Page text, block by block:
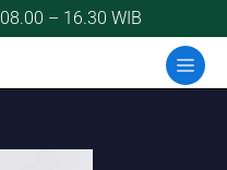
08.00 – 16.30 WIB